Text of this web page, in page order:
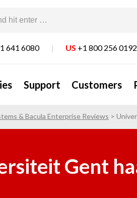
Support Customers
641 6080 | US +1 800 256 0192
& Bacula Enterprise Reviews >
Gent